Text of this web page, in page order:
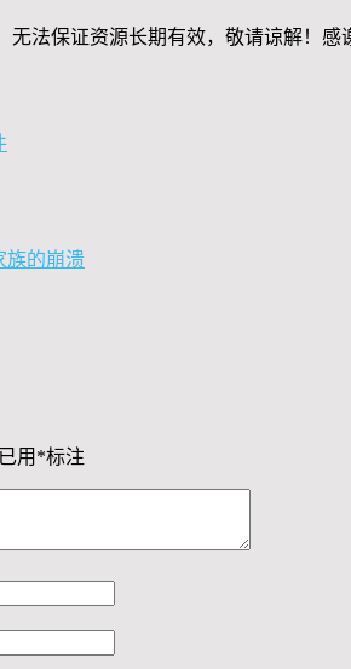
法保证资源长期有效，敬请谅解！感
族的崩溃
用 *标注